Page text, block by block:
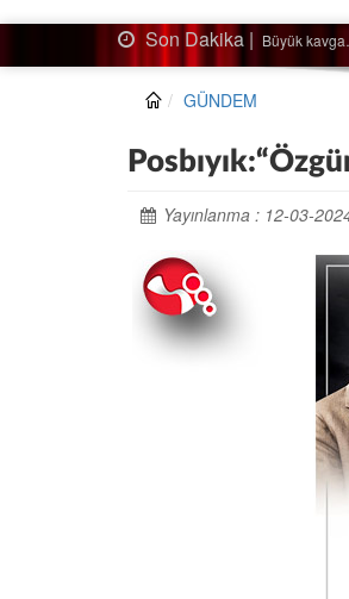
Son Dakika |
GÜNDEM
Yayınlanma : 12-03-